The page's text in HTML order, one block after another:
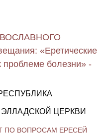
«Еретические
проблеме болезни» -
ЭЛЛАДСКОЙ ЦЕРКВИ
ПО ВОПРОСАМ ЕРЕСЕЙ